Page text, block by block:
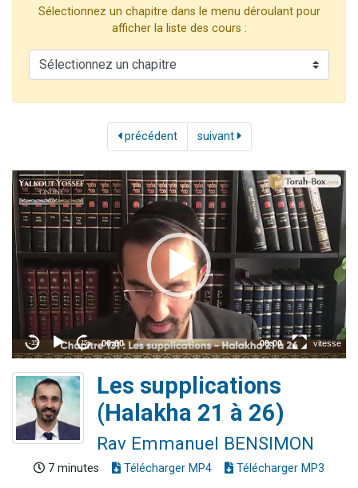
6 personnes viennent de faire un don pour 5 enfants déjà orphelins risquent de perdre leur maman
Sélectionnez un chapitre dans le menu déroulant pour
afficher la liste des cours :
précédent suivant
Les supplications
(Halakha 21 à 26)
Rav Emmanuel BENSIMON
7 minutes Télécharger MP4 Télécharger MP3